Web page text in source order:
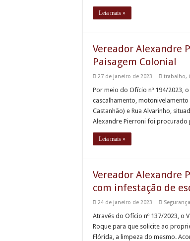
Leia mais »
Vereador Alexandre
Paisagem Colonial
27 de janeiro de 2023 trabalho,
Por meio do Ofício nº 194/2023,
cascalhamento, motonivelamento
Castanhão) e Rua Alvarinho,
Alexandre Pierroni foi
Leia mais »
Vereador Alexandre
com infestação de
24 de janeiro de 2023 Segurança
Através do Ofício nº 137/2023, o
Roque para que solicite ao
Flórida, a limpeza do mesmo.